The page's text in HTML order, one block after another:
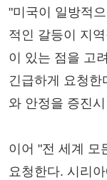
"미국이 일방적
적인 갈등이 지
이 있는 점을 고
긴급하게 요청
와 안정을 증진
이어 "전 세계 모
요청한다. 시리